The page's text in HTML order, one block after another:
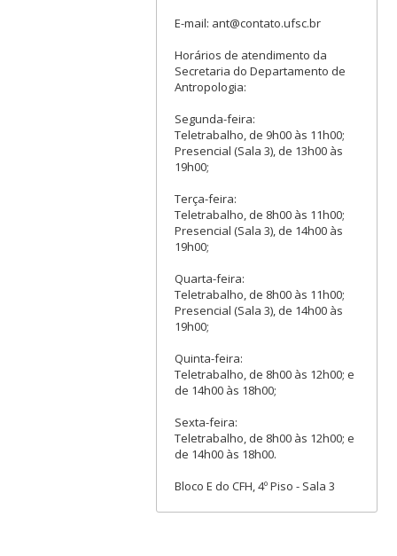
E-mail: ant@contato.ufsc.br
Horários de atendimento da
Secretaria do Departamento de
Antropologia:
Segunda-feira:
Teletrabalho, de 9h00 às 11h00;
Presencial (Sala 3), de 13h00 às
19h00;
Terça-feira:
Teletrabalho, de 8h00 às 11h00;
Presencial (Sala 3), de 14h00 às
19h00;
Quarta-feira:
Teletrabalho, de 8h00 às 11h00;
Presencial (Sala 3), de 14h00 às
19h00;
Quinta-feira:
Teletrabalho, de 8h00 às 12h00; e
de 14h00 às 18h00;
Sexta-feira:
Teletrabalho, de 8h00 às 12h00; e
de 14h00 às 18h00.
Bloco E do CFH, 4º Piso - Sala 3